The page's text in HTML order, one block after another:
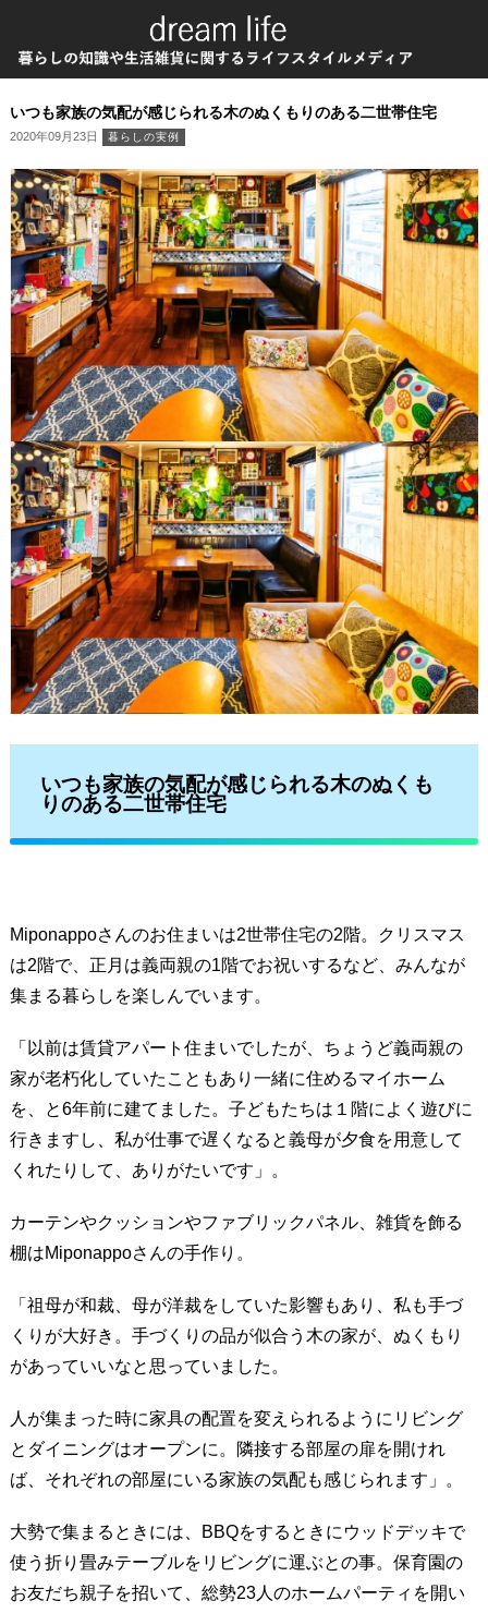
いつも家族の気配が感じられる木のぬくもりのある二世帯住宅
2020年09月23日 暮らしの実例
いつも家族の気配が感じられる木のぬくも
りのある二世帯住宅
Miponappoさんのお住まいは2世帯住宅の2階。クリスマス
は2階で、正月は義両親の1階でお祝いするなど、みんなが
集まる暮らしを楽しんでいます。
「以前は賃貸アパート住まいでしたが、ちょうど義両親の
家が老朽化していたこともあり一緒に住めるマイホーム
を、と6年前に建てました。子どもたちは１階によく遊びに
行きますし、私が仕事で遅くなると義母が夕食を用意して
くれたりして、ありがたいです」。
カーテンやクッションやファブリックパネル、雑貨を飾る
棚はMiponappoさんの手作り。
「祖母が和裁、母が洋裁をしていた影響もあり、私も手づ
くりが大好き。手づくりの品が似合う木の家が、ぬくもり
があっていいなと思っていました。
人が集まった時に家具の配置を変えられるようにリビング
とダイニングはオープンに。隣接する部屋の扉を開けれ
ば、それぞれの部屋にいる家族の気配も感じられます」。
大勢で集まるときには、BBQをするときにウッドデッキで
使う折り畳みテーブルをリビングに運ぶとの事。保育園の
お友だち親子を招いて、総勢23人のホームパーティを開い